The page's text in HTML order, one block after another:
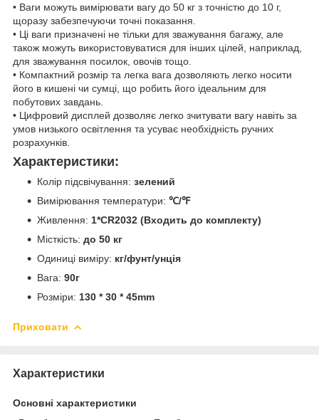
• Ваги можуть вимірювати вагу до 50 кг з точністю до 10 г,
щоразу забезпечуючи точні показання.
• Ці ваги призначені не тільки для зважування багажу, але
також можуть використовуватися для інших цілей, наприклад,
для зважування посилок, овочів тощо.
• Компактний розмір та легка вага дозволяють легко носити
його в кишені чи сумці, що робить його ідеальним для
побутових завдань.
• Цифровий дисплей дозволяє легко зчитувати вагу навіть за
умов низького освітлення та усуває необхідність ручних
розрахунків.
Характеристики:
Колір підсвічування: зелений
Вимірювання температури: ℃/℉
Живлення: 1*CR2032 (Входить до комплекту)
Місткість: до 50 кг
Одиниці виміру: кг/фунт/унція
Вага: 90г
Розміри: 130 * 30 * 45mm
Приховати
Характеристики
Основні характеристики